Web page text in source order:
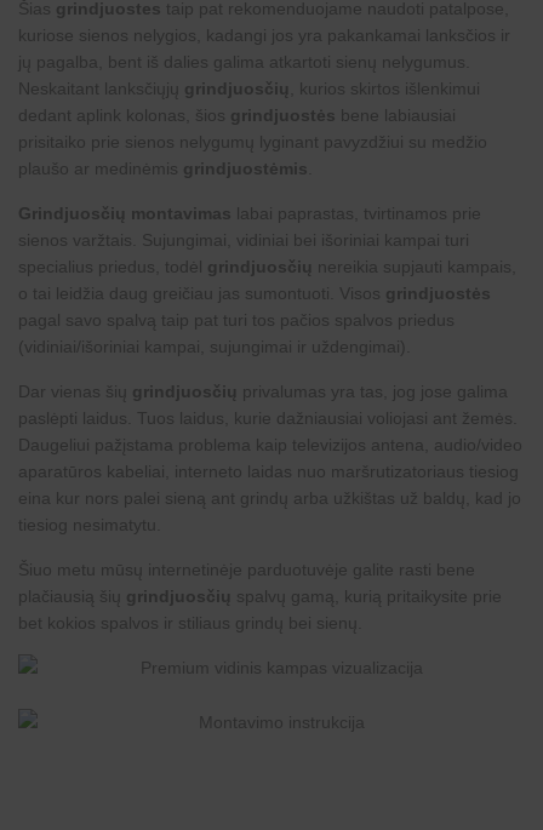
Šias grindjuostes taip pat rekomenduojame naudoti patalpose,
kuriose sienos nelygios, kadangi jos yra pakankamai lanksčios ir
jų pagalba, bent iš dalies galima atkartoti sienų nelygumus.
Neskaitant lanksčiųjų grindjuosčių
, kurios skirtos išlenkimui
dedant aplink kolonas, šios grindjuostės bene labiausiai
prisitaiko prie sienos nelygumų lyginant pavyzdžiui su medžio
plaušo ar medinėmis grindjuostėmis
Grindjuosčių montavimas labai paprastas, tvirtinamos prie
sienos varžtais. Sujungimai, vidiniai bei išoriniai kampai turi
specialius priedus, todėl grindjuosčių nereikia supjauti kampais,
o tai leidžia daug greičiau jas sumontuoti. Visos grindjuostės
pagal savo spalvą taip pat turi tos pačios spalvos priedus
(vidiniai/išoriniai kampai, sujungimai ir uždengimai).
Dar vienas šių grindjuosčių privalumas yra tas, jog jose galima
paslėpti laidus. Tuos laidus, kurie dažniausiai voliojasi ant žemės.
Daugeliui pažįstama problema kaip televizijos antena, audio/video
aparatūros kabeliai, interneto laidas nuo maršrutizatoriaus tiesiog
eina kur nors palei sieną ant grindų arba užkištas už baldų, kad jo
tiesiog nesimatytu.
Šiuo metu mūsų internetinėje parduotuvėje galite rasti bene
plačiausią šių grindjuosčių spalvų gamą, kurią pritaikysite prie
bet kokios spalvos ir stiliaus grindų bei sienų.